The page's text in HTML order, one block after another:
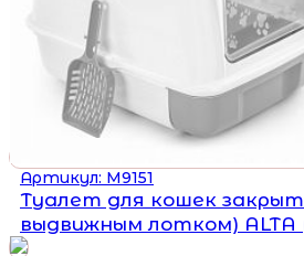
Артикул: М9151
Туалет для кошек
выдвижным лотком) ALTA